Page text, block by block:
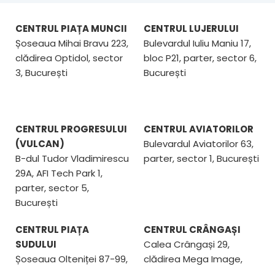
CENTRUL PIAȚA MUNCII
Șoseaua Mihai Bravu 223,
clădirea Optidol, sector
3, București
CENTRUL LUJERULUI
Bulevardul Iuliu Maniu 17,
bloc P21, parter, sector 6,
București
CENTRUL PROGRESULUI
(VULCAN)
B-dul Tudor Vladimirescu
29A, AFI Tech Park 1,
parter, sector 5,
București
CENTRUL AVIATORILOR
Bulevardul Aviatorilor 63,
parter, sector 1, București
CENTRUL PIAȚA
SUDULUI
Șoseaua Olteniței 87-99,
CENTRUL CRÂNGAȘI
Calea Crângași 29,
clădirea Mega Image,